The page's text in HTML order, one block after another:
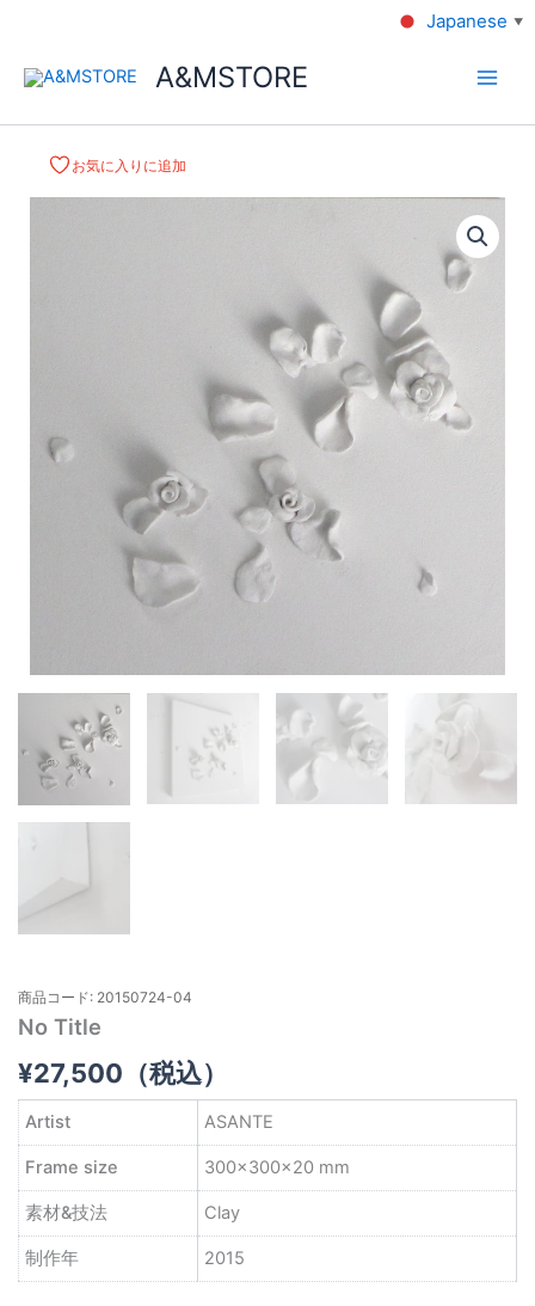
A&MSTORE
お気に入りに追加
商品コード: 20150724-04
No Title
¥27,500 （税込）
Artist ASANTE
Frame size 300×300×20 mm
素材&技法 Clay
制作年 2015
Japanese ▼